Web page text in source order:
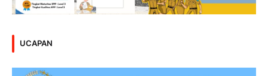
UCAPAN